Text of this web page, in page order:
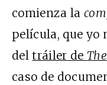
comienza la
película, que yo
deltráiler de
caso de